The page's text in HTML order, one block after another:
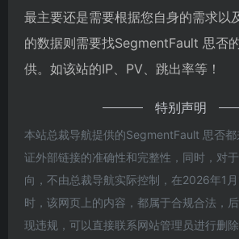
最主要还是需要根据您自身的需求以
的数据则需要找SegmentFault 思否
供。如该站的IP、PV、跳出率等！
特别声明
本站总裁导航提供的SegmentFault 思否
证外部链接的准确性和完整性，同时，对
向，不由总裁导航实际控制，在2026年1
时，该网页上的内容，都属于合规合法，
现违规，可以直接联系网站管理员进行删